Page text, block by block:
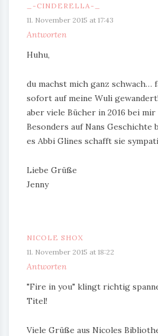
_-CINDERELLA-_
11. November 2015 at 17:43
Antworten
Huhu,
du machst mich ganz schwach…
sofort auf meine Wuli
aber viele Bücher in 2016 bei mir
Besonders auf Nans Geschichte
es Abbi Glines schafft sie
Liebe Grüße
Jenny
NICOLE SHOX
11. November 2015 at 18:22
Antworten
"Fire in you" klingt richtig
Titel!
Viele Grüße aus Nicoles